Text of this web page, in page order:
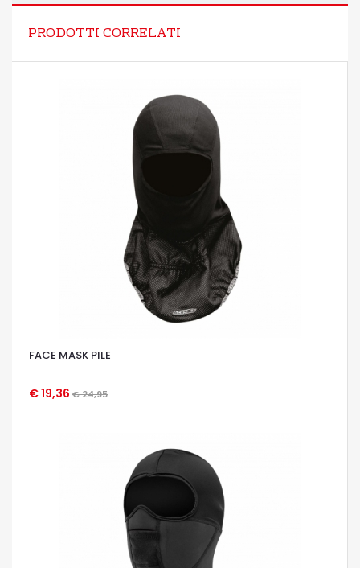
PRODOTTI CORRELATI
FACE MASK PILE
€ 19,36 € 24,95
OCCHIATA VELOCE